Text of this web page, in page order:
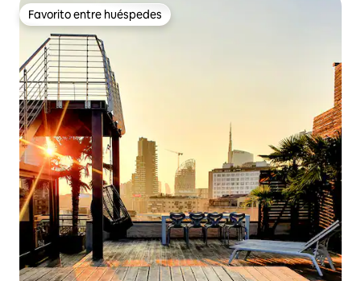
Favorito entre huéspedes
Favorito entre huéspedes